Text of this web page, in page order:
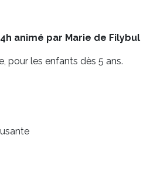
animé par Marie de Filybul
pour les enfants dès 5 ans.